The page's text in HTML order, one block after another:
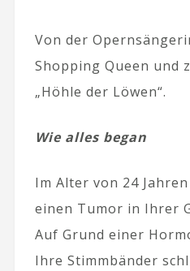
Von der
Shopping Queen und
„Höhle der Löwen“.
Wie alles began
Im Alter von 24
einen Tumor in Ihrer
Auf Grund einer
Ihre Stimmbänder